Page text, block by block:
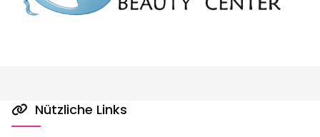
 Nützliche Links